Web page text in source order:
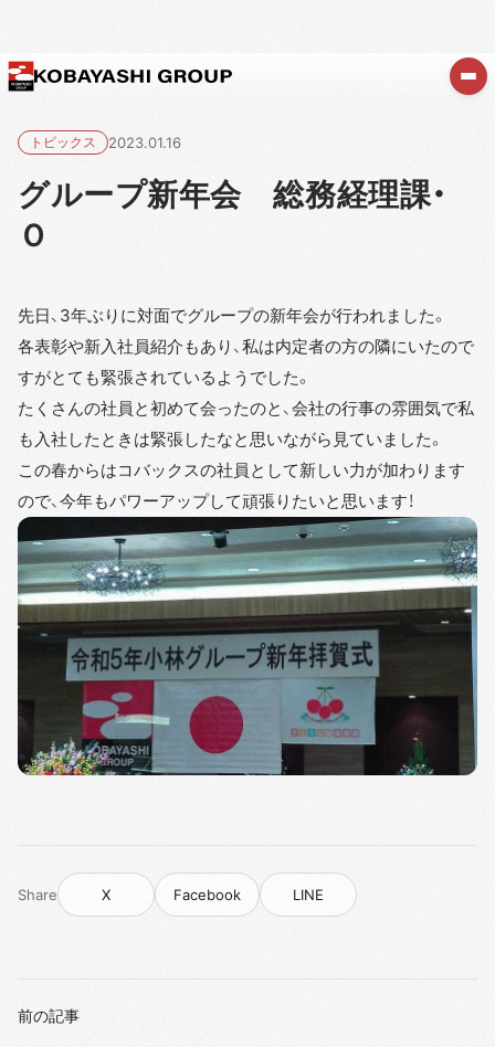
トピックス 2023.01.16
グループ新年会 総務経理課・
Ｏ
先日、3年ぶりに対面でグループの新年会が行われました。
各表彰や新入社員紹介もあり、私は内定者の方の隣にいたので
すがとても緊張されているようでした。
たくさんの社員と初めて会ったのと、会社の行事の雰囲気で私
も入社したときは緊張したなと思いながら見ていました。
この春からはコバックスの社員として新しい力が加わります
ので、今年もパワーアップして頑張りたいと思います！
Share X Facebook LINE
前の記事